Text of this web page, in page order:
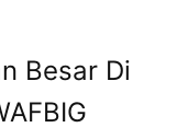
Besar Di